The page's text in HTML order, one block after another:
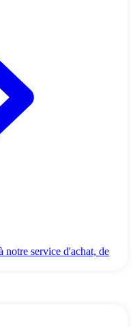
notre service d'achat, de